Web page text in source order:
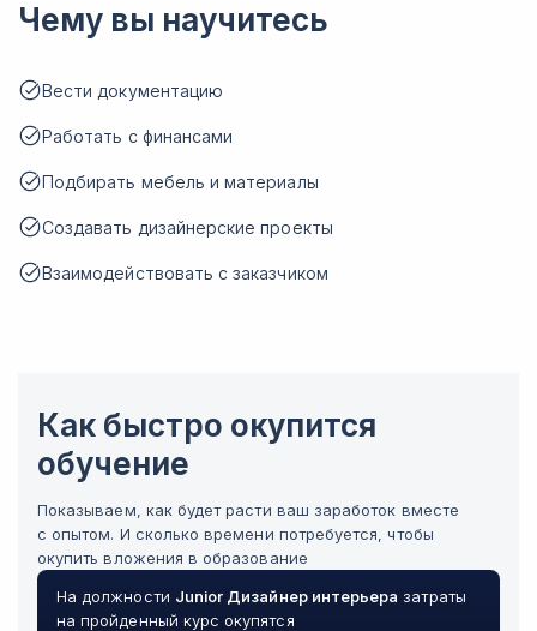
Чему вы научитесь
Вести документацию
Работать с финансами
Подбирать мебель и материалы
Создавать дизайнерские проекты
Взаимодействовать с заказчиком
Как быстро окупится
обучение
Показываем, как будет расти ваш заработок вместе
с опытом. И сколько времени потребуется, чтобы
окупить вложения в образование
На должности Junior Дизайнер интерьера затраты
на пройденный курс окупятся